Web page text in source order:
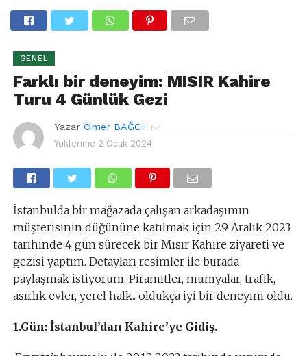
GENEL
Farklı bir deneyim: MISIR Kahire
Turu 4 Günlük Gezi
Yazar Ömer BAĞCI
Yüklenme 2 Ocak 2024
İstanbulda bir mağazada çalışan arkadaşımın
müşterisinin düğününe katılmak için 29 Aralık 2023
tarihinde 4 gün sürecek bir Mısır Kahire ziyareti ve
gezisi yaptım. Detayları resimler ile burada
paylaşmak istiyorum. Piramitler, mumyalar, trafik,
asırlık evler, yerel halk.. oldukça iyi bir deneyim oldu.
1.Gün: İstanbul’dan Kahire’ye Gidiş.